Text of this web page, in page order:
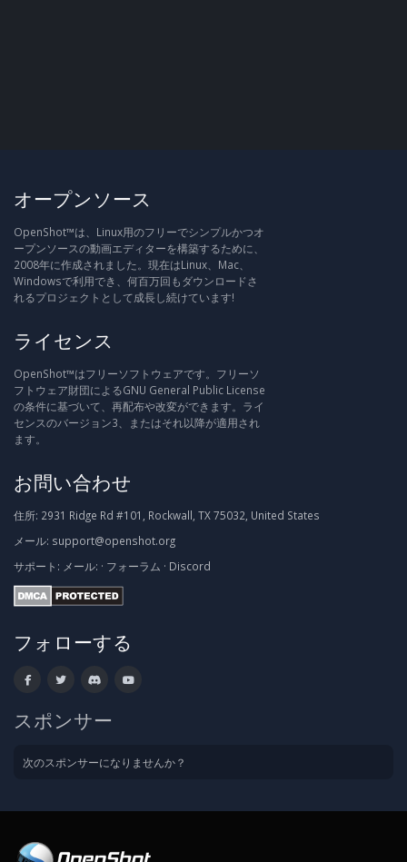
オープンソース
OpenShot™は、Linux用のフリーでシンプルかつオ
ープンソースの動画エディターを構築するために、
2008年に作成されました。現在はLinux、Mac、
Windowsで利用でき、何百万回もダウンロードさ
れるプロジェクトとして成長し続けています!
ライセンス
OpenShot™はフリーソフトウェアです。フリーソ
フトウェア財団によるGNU General Public License
の条件に基づいて、再配布や改変ができます。ライ
センスのバージョン3、またはそれ以降が適用され
ます。
お問い合わせ
住所: 2931 Ridge Rd #101, Rockwall, TX 75032, United States
メール: support@openshot.org
サポート: メール: · フォーラム · Discord
フォローする
スポンサー
次のスポンサーになりませんか？